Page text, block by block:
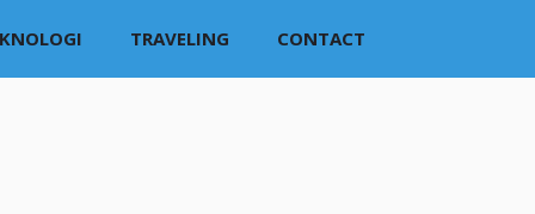
TRAVELING CONTACT